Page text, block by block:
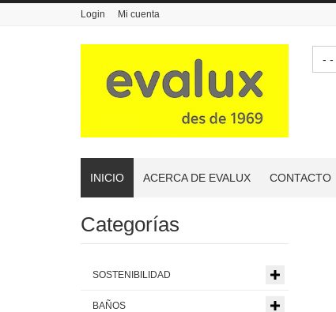
Login Mi cuenta
INICIO ACERCA DE EVALUX CONTACTO
Categorías
SOSTENIBILIDAD
BAÑOS